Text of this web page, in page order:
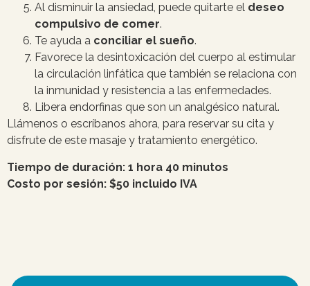
Al disminuir la ansiedad, puede quitarte el deseo
compulsivo de comer.
Te ayuda a conciliar el sueño.
Favorece la desintoxicación del cuerpo al estimular
la circulación linfática que también se relaciona con
la inmunidad y resistencia a las enfermedades.
Libera endorfinas que son un analgésico natural.
Llámenos o escríbanos ahora, para reservar su cita y
disfrute de este masaje y tratamiento energético.
Tiempo de duración: 1 hora 40 minutos
Costo por sesión: $50 incluido IVA